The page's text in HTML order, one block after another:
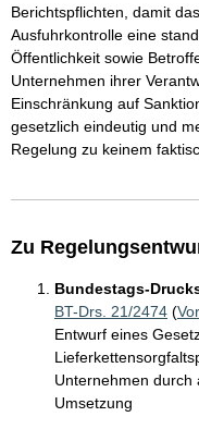
Berichtspflichten, damit
Ausfuhrkontrolle eine
Öffentlichkeit sowie
Unternehmen ihrer
Einschränkung auf
gesetzlich eindeutig und
Regelung zu keinem
Zu
Bundestags-
BT-Drs. 21/2474 (
Entwurf eines
Unternehmen durch
Umsetzung